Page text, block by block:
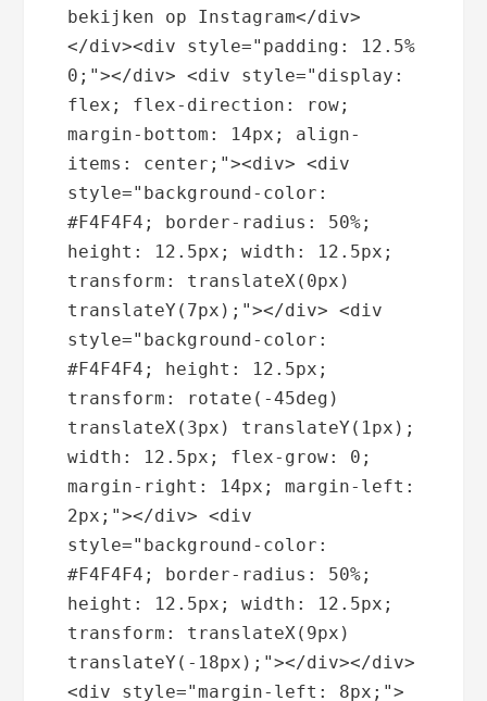
bekijken op Instagram</div>
</div><div style="padding: 12.5%
0;"></div> <div style="display:
flex; flex-direction: row;
margin-bottom: 14px; align-
items: center;"><div> <div
style="background-color:
#F4F4F4; border-radius: 50%;
height: 12.5px; width: 12.5px;
transform: translateX(0px)
translateY(7px);"></div> <div
style="background-color:
#F4F4F4; height: 12.5px;
transform: rotate(-45deg)
translateX(3px) translateY(1px);
width: 12.5px; flex-grow: 0;
margin-right: 14px; margin-left:
2px;"></div> <div
style="background-color:
#F4F4F4; border-radius: 50%;
height: 12.5px; width: 12.5px;
transform: translateX(9px)
translateY(-18px);"></div></div>
<div style="margin-left: 8px;">